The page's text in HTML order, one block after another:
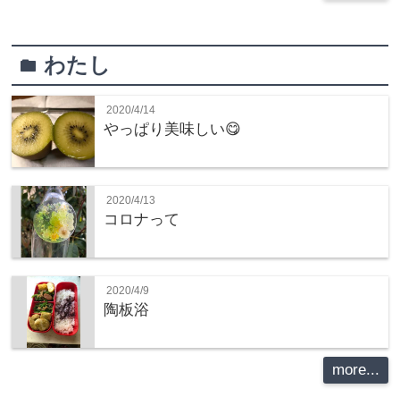
folderわたし
2020/4/14
やっぱり美味しい😋
2020/4/13
コロナって
2020/4/9
陶板浴
more...